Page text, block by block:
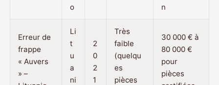
o
n
Erreur de
frappe
« Auvers
» –
Li
t
u
a
ni
2
0
2
1
Très
faible
(quelqu
es
pièces
30 000 € à
80 000 €
pour
pièces